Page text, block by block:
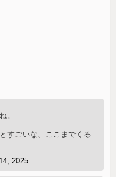
。
すごいな、ここまでくる
2025